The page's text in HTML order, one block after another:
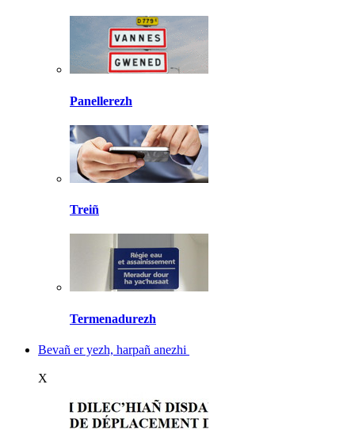
Panellerezh
Treiñ
Termenadurezh
Bevañ er yezh, harpañ anezhi
X